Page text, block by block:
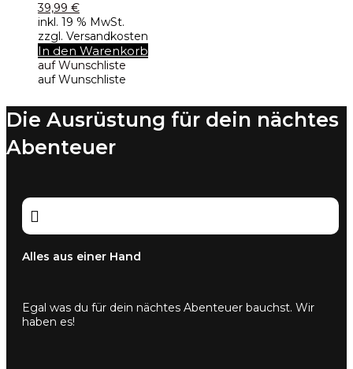
39,99 €
inkl. 19 % MwSt.
zzgl. Versandkosten
In den Warenkorb
auf Wunschliste
auf Wunschliste
Die Ausrüstung für dein nächtes
Abenteuer

Alles aus einer Hand
Egal was du für dein nächtes Abenteuer bauchst. Wir
haben es!